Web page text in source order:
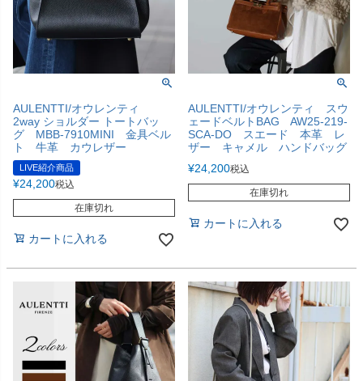
AULENTTI/オウレンティ
2way ショルダー トートバッ
グ MBB-7910MINI 金具ベル
ト 牛革 カウレザー
LIVE紹介商品
¥24,200税込
在庫切れ
カートに入れる
AULENTTI/オウレンティ スウ
ェードベルトBAG AW25-219-
SCA-DO スエード 本革 レ
ザー キャメル ハンドバッグ
¥24,200税込
在庫切れ
カートに入れる